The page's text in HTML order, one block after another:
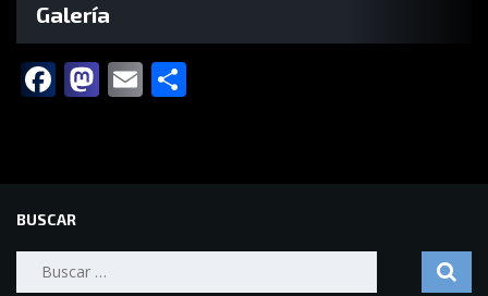
Galería
Facebook
Mastodon
Email
BUSCAR
Buscar: